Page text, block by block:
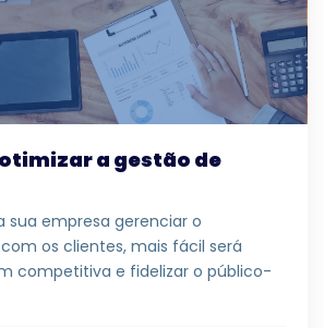
a gestão de
sua empresa gerenciar o
os clientes, mais fácil será
competitiva e fidelizar o público-